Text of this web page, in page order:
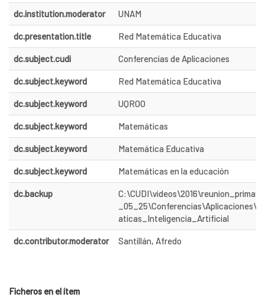
dc.institution.moderator UNAM
dc.presentation.title Red Matemática Educativa
dc.subject.cudi Conferencias de Aplicaciones
dc.subject.keyword Red Matemática Educativa
dc.subject.keyword UQROO
dc.subject.keyword Matemáticas
dc.subject.keyword Matemática Educativa
dc.subject.keyword Matemáticas en la educación
dc.backup
aticas_Inteligencia_Artificial
dc.contributor.moderator Santillán, Afredo
Ficheros en el ítem